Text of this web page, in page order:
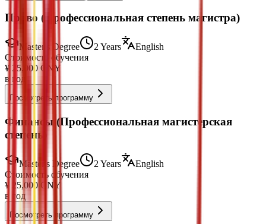
Право (Профессиональная степень магистра)
Master's Degree 2 Years
English
Стоимость обучения
¥ 25,000 CNY
в год
Посмотреть программу
Финансы (Профессиональная магистерская
степень)
Master's Degree 2 Years
English
Стоимость обучения
¥
25,000 CNY
в год
Посмотреть программу